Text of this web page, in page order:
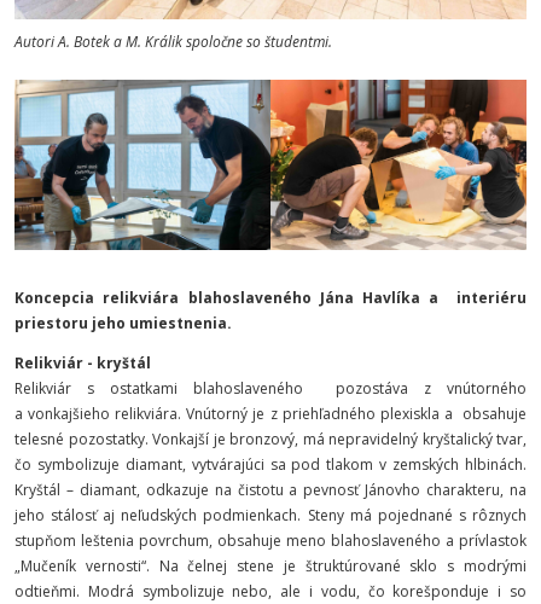
Autori A. Botek a M. Králik spoločne so študentmi.
Koncepcia relikviára blahoslaveného Jána Havlíka a interiéru
priestoru jeho umiestnenia.
Relikviár - kryštál
Relikviár s ostatkami blahoslaveného pozostáva z vnútorného
a vonkajšieho relikviára. Vnútorný je z priehľadného plexiskla a obsahuje
telesné pozostatky. Vonkajší je bronzový, má nepravidelný kryštalický tvar,
čo symbolizuje diamant, vytvárajúci sa pod tlakom v zemských hlbinách.
Kryštál – diamant, odkazuje na čistotu a pevnosť Jánovho charakteru, na
jeho stálosť aj neľudských podmienkach. Steny má pojednané s rôznych
stupňom leštenia povrchum, obsahuje meno blahoslaveného a prívlastok
„Mučeník vernosti“. Na čelnej stene je štruktúrované sklo s modrými
odtieňmi. Modrá symbolizuje nebo, ale i vodu, čo korešponduje i so